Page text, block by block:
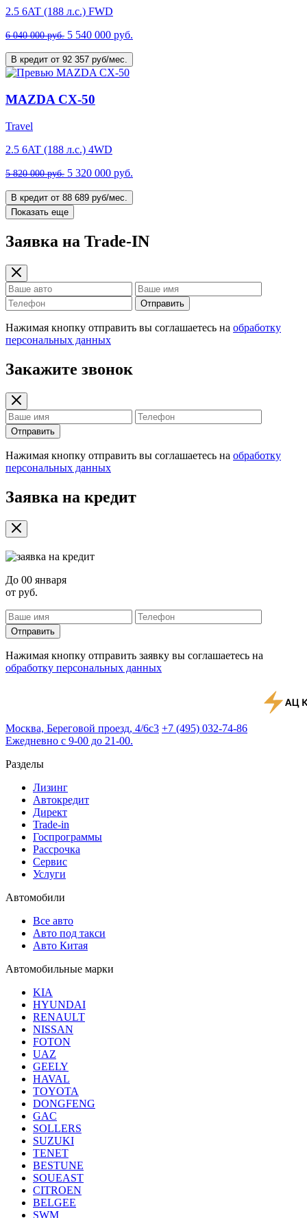
2.5 6AT (188 л.с.) FWD
6 040 000 руб. 5 540 000 руб.
В кредит от 92 357 руб/мес.
MAZDA CX-50
Travel
2.5 6AT (188 л.с.) 4WD
5 820 000 руб. 5 320 000 руб.
В кредит от 88 689 руб/мес.
Показать еще
Заявка на Trade-IN
Отправить
Нажимая кнопку отправить вы соглашаетесь на обработку
персональных данных
Закажите звонок
Отправить
Нажимая кнопку отправить вы соглашаетесь на обработку
персональных данных
Заявка на кредит
До 00 января
от руб.
Отправить
Нажимая кнопку отправить заявку вы соглашаетесь на
обработку персональных данных
Москва, Береговой проезд, 4/6с3 +7 (495) 032-74-86
Ежедневно с 9-00 до 21-00.
Разделы
Лизинг
Автокредит
Директ
Trade-in
Госпрограммы
Рассрочка
Сервис
Услуги
Автомобили
Все авто
Авто под такси
Авто Китая
Автомобильные марки
KIA
HYUNDAI
RENAULT
NISSAN
FOTON
UAZ
GEELY
HAVAL
TOYOTA
DONGFENG
GAC
SOLLERS
SUZUKI
TENET
BESTUNE
SOUEAST
CITROEN
BELGEE
SWM